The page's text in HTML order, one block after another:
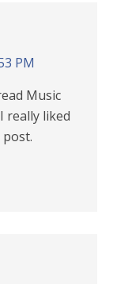
PM
Music
really liked